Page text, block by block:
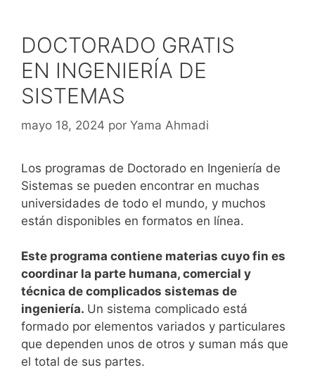
DOCTORADO GRATIS
EN INGENIERÍA DE
SISTEMAS
mayo 18, 2024 por Yama Ahmadi
Los programas de Doctorado en Ingeniería de
Sistemas se pueden encontrar en muchas
universidades de todo el mundo, y muchos
están disponibles en formatos en línea.
Este programa contiene materias cuyo fin es
coordinar la parte humana, comercial y
técnica de complicados sistemas de
ingeniería. Un sistema complicado está
formado por elementos variados y particulares
que dependen unos de otros y suman más que
el total de sus partes.